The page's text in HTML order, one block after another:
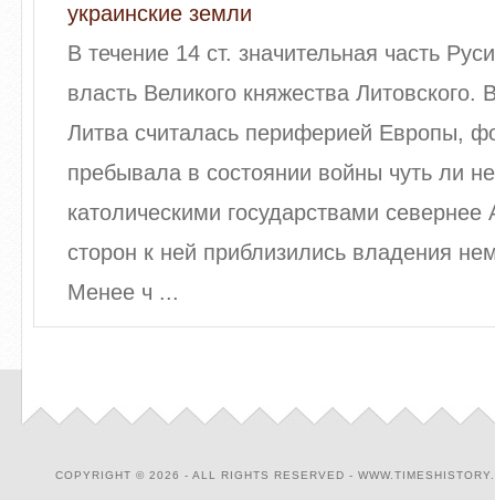
украинские земли
В течение 14 ст. значительная часть
власть Великого княжества Литовского.
Литва считалась периферией Европы,
пребывала в состоянии войны чуть ли
католическими государствами
сторон к ней приблизились владения
Менее ч ...
COPYRIGHT © 2026 - ALL RIGHTS RESERVED -